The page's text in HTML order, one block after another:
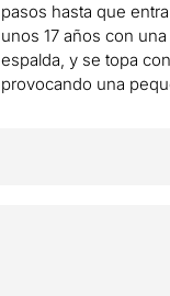
pasos hasta que
unos 17 años con
espalda, y se topa
provocando una